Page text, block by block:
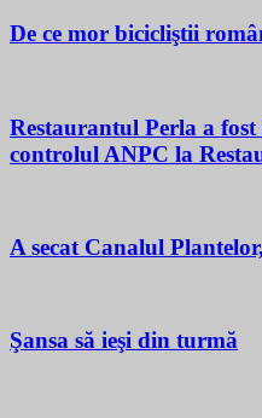
De ce mor bicicliştii
Restaurantul Perla a
controlul ANPC la
A secat Canalul
Şansa să ieşi din turmă